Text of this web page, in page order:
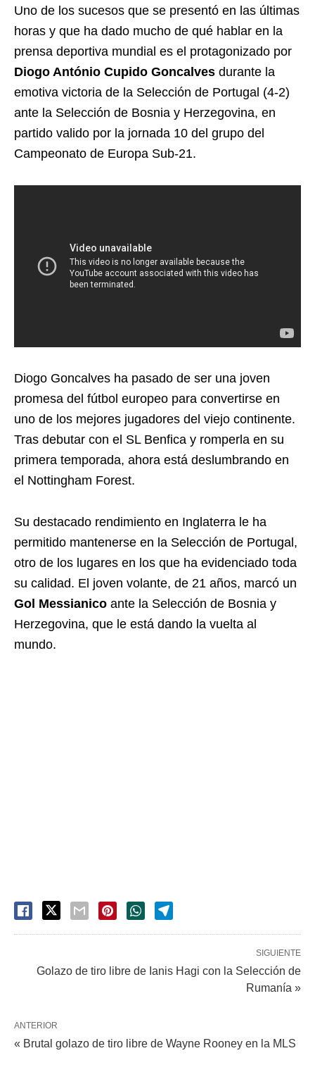
Uno de los sucesos que se presentó en las últimas
horas y que ha dado mucho de qué hablar en la
prensa deportiva mundial es el protagonizado por
Diogo António Cupido Goncalves durante la
emotiva victoria de la Selección de Portugal (4-2)
ante la Selección de Bosnia y Herzegovina, en
partido valido por la jornada 10 del grupo del
Campeonato de Europa Sub-21.
Diogo Goncalves ha pasado de ser una joven
promesa del fútbol europeo para convertirse en
uno de los mejores jugadores del viejo continente.
Tras debutar con el SL Benfica y romperla en su
primera temporada, ahora está deslumbrando en
el Nottingham Forest.
Su destacado rendimiento en Inglaterra le ha
permitido mantenerse en la Selección de Portugal,
otro de los lugares en los que ha evidenciado toda
su calidad. El joven volante, de 21 años, marcó un
Gol Messianico ante la Selección de Bosnia y
Herzegovina, que le está dando la vuelta al
mundo.
SIGUIENTE
Golazo de tiro libre de Ianis Hagi con la Selección de
Rumanía »
ANTERIOR
« Brutal golazo de tiro libre de Wayne Rooney en la MLS